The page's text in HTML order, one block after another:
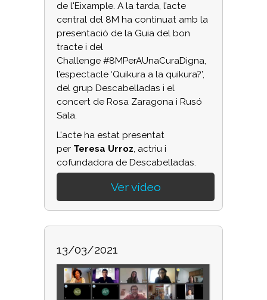
de l'Eixample. A la tarda, l’acte
central del 8M ha continuat amb la
presentació de la Guia del bon
tracte i del
Challenge #8MPerAUnaCuraDigna,
l’espectacle ‘Quikura a la quikura?’,
del grup Descabelladas i el
concert de Rosa Zaragona i Rusó
Sala.
L'acte ha estat presentat
per Teresa Urroz, actriu i
cofundadora de Descabelladas.
Ver vídeo
13/03/2021